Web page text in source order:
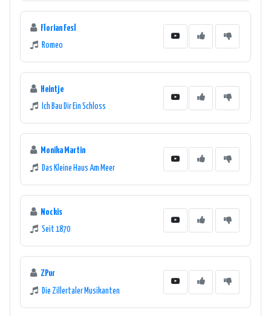
Florian Fesl
Romeo
Heintje
Ich Bau Dir Ein Schloss
Monika Martin
Das Kleine Haus Am Meer
Nockis
Seit 1870
ZPur
Die Zillertaler Musikanten